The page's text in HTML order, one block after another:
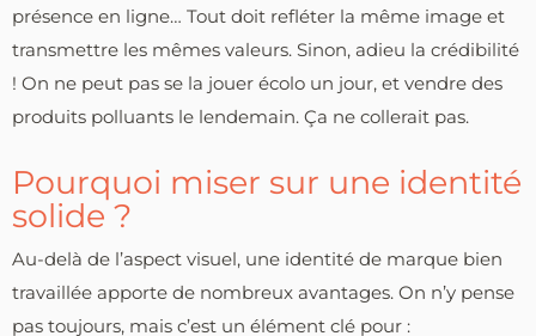
présence en ligne… Tout doit refléter la même image et
transmettre les mêmes valeurs. Sinon, adieu la crédibilité
! On ne peut pas se la jouer écolo un jour, et vendre des
produits polluants le lendemain. Ça ne collerait pas.
Pourquoi miser sur une identité
solide ?
Au-delà de l’aspect visuel, une identité de marque bien
travaillée apporte de nombreux avantages. On n’y pense
pas toujours, mais c’est un élément clé pour :